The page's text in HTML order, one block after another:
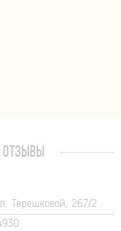
ОТЗЫВЫ
Терешковой, 267/2